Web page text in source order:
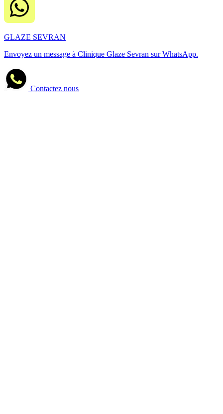
GLAZE SEVRAN
Envoyez un message à Clinique Glaze Sevran sur WhatsApp.
Contactez nous